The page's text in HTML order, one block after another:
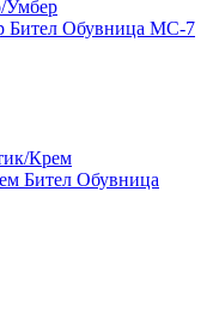
Бител Обувница МС-7
Бител Обувница